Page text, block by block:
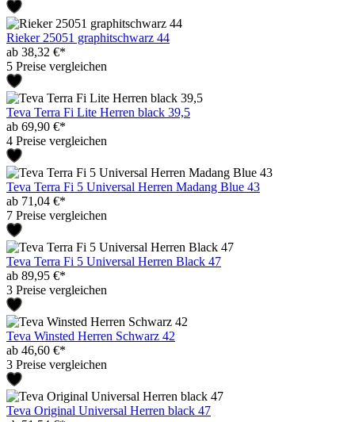
Rieker 25051 graphitschwarz 44
ab 38,32 €*
5 Preise vergleichen
Teva Terra Fi Lite Herren black 39,5
ab 69,90 €*
4 Preise vergleichen
Teva Terra Fi 5 Universal Herren Madang Blue 43
ab 71,04 €*
7 Preise vergleichen
Teva Terra Fi 5 Universal Herren Black 47
ab 89,95 €*
3 Preise vergleichen
Teva Winsted Herren Schwarz 42
ab 46,60 €*
3 Preise vergleichen
Teva Original Universal Herren black 47